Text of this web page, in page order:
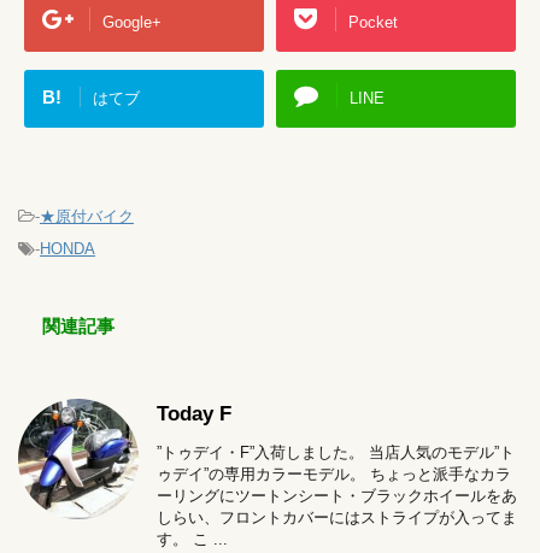
Google+ Pocket
B! はてブ LINE
-★原付バイク
-HONDA
関連記事
Today F
”トゥデイ・F”入荷しました。 当店人気のモデル”ト
ゥデイ”の専用カラーモデル。 ちょっと派手なカラ
ーリングにツートンシート・ブラックホイールをあ
しらい、フロントカバーにはストライプが入ってま
す。 こ ...